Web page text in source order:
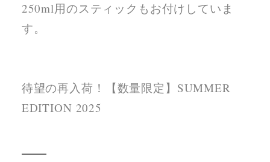
250ml用のスティックもお付けしていま
す。
待望の再入荷！【数量限定】SUMMER
EDITION 2025